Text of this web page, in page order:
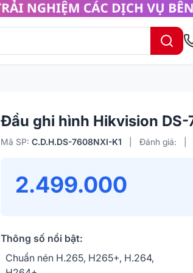
Đầu ghi hình Hikvision DS-
Mã SP: C.D.H.DS-7608NXI-K1 Đánh giá:
2.499.000
Thông số nổi bật:
Chuẩn nén H.265, H265+, H.264,